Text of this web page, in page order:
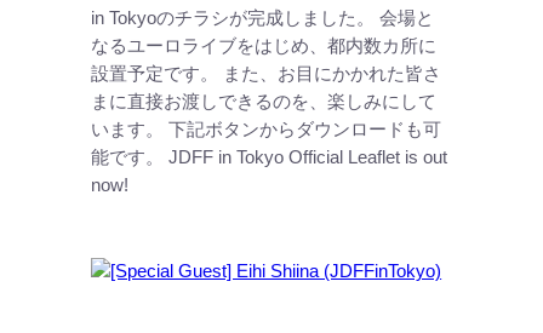
in Tokyoのチラシが完成しました。 会場と
なるユーロライブをはじめ、都内数カ所に
設置予定です。 また、お目にかかれた皆さ
まに直接お渡しできるのを、楽しみにして
います。 下記ボタンからダウンロードも可
能です。 JDFF in Tokyo Official Leaflet is out
now!